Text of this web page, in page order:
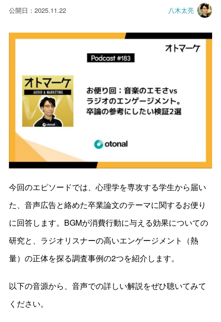
公開日：2025.11.22 八木太亮
今回のエピソードでは、心理学を専攻する学生から届い
た、音声広告と絡めた卒業論文のテーマに関するお便り
に回答します。BGMが消費行動に与える効果についての
研究と、ラジオリスナーの高いエンゲージメント（熱
量）の正体を探る調査事例の2つを紹介します。
以下の音源から、音声での詳しい解説をぜひ聴いてみて
ください。